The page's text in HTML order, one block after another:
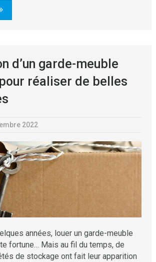
d’un garde-meuble
réaliser de belles
2022
années, louer un garde-meuble
fortune… Mais au fil du temps, de
de stockage ont fait leur apparition